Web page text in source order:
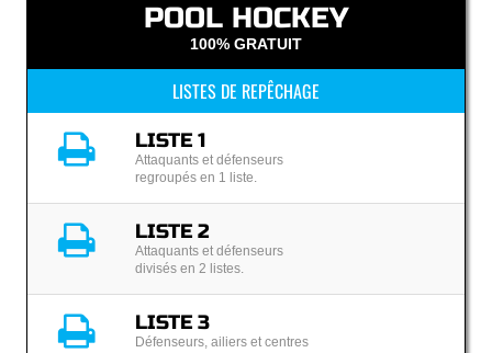
POOL HOCKEY
100% GRATUIT
LISTES DE REPÊCHAGE
LISTE 1
Attaquants et défenseurs
regroupés en 1 liste.
LISTE 2
Attaquants et défenseurs
divisés en 2 listes.
LISTE 3
Défenseurs, ailiers et centres